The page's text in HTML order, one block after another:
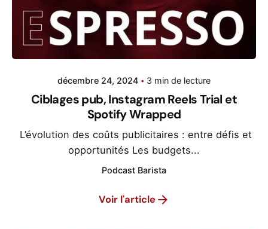
décembre 24, 2024 3 min de lecture
Ciblages pub, Instagram Reels Trial et
Spotify Wrapped
L’évolution des coûts publicitaires : entre défis et
opportunités Les budgets...
Podcast Barista
Voir l'article